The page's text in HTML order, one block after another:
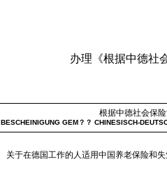
办理《根据中德社
根据中德社会保
BESCHEINIGUNG GEM？？ CHINESISCH-
关于在德国工作的人适用中国养老保险和